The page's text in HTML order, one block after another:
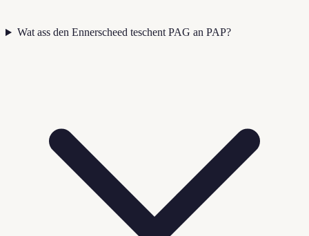
Wat ass den Ennerscheed teschent PAG an PAP?